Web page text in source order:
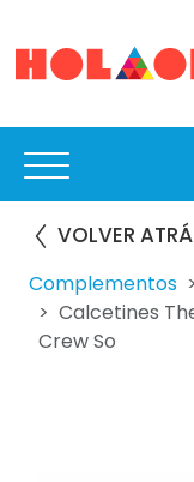
VOLVER
Complementos
Calcetines
Crew So